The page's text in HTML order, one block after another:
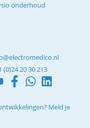
onderhoud
(0)24 20 30 213
Meld je